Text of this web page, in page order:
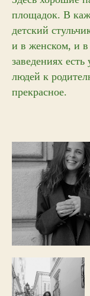
площадок. В
детский
и в женском, и
заведениях
людей к
прекрасное.